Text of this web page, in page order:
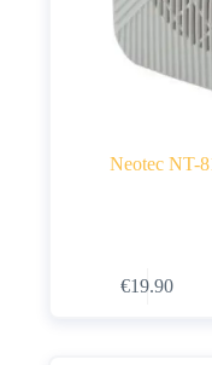
Neotec NT-
€19.90